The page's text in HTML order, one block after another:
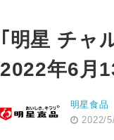
｢明星 チャ
2022年6月
明星食品
2022/